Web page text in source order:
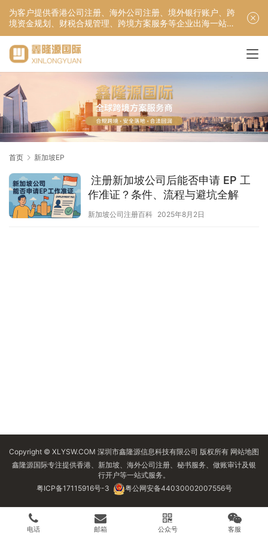
为客户提供香港公司注册、海外公司注册、境外银行账户、跨
境资金规划、财税合规管理、跨境方案服务等企业出海一站式
服务！
首页 新加坡EP
注册新加坡公司后能否申请 EP 工
作准证？条件、流程与避坑全解
新加坡公司注册百科 2025年8月2日
Copyright © XLYSW.COM 深圳市鑫隆源信息科技有限公司 版权所有 网站地图
鑫隆源国际专注提供香港、新加坡、海外公司注册、秘书服务、做账审计及银
行开户等一站式服务。
粤ICP备17115916号-3
粤公网安备44030002007556号
电话 邮箱 公众号 客服